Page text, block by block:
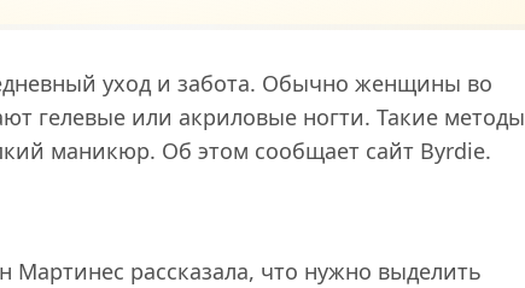
уход и забота. Обычно женщины во
гелевые или акриловые ногти. Такие методы
маникюр. Об этом сообщает сайт Byrdie.
рассказала, что нужно выделить